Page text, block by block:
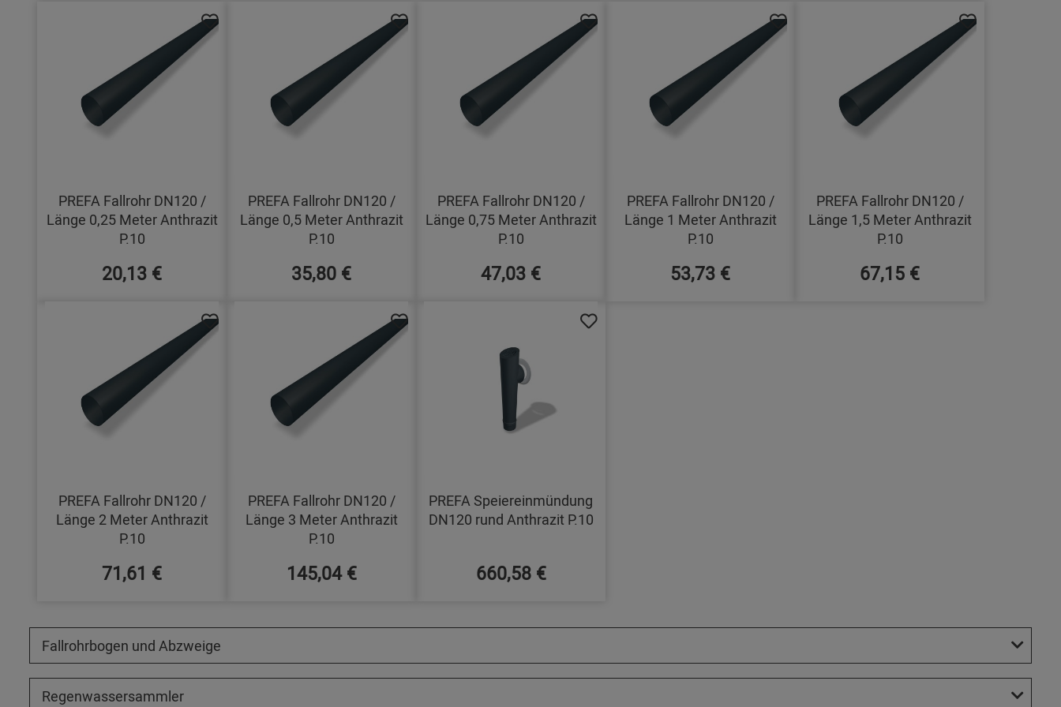
PREFA Fallrohr DN120 /
Länge 0,25 Meter Anthrazit
P.10
20,13 €
PREFA Fallrohr DN120 /
Länge 0,5 Meter Anthrazit
P.10
35,80 €
PREFA Fallrohr DN120 /
Länge 0,75 Meter Anthrazit
P.10
47,03 €
PREFA Fallrohr DN120 /
Länge 1 Meter Anthrazit
P.10
53,73 €
PREFA Fallrohr DN120 /
Länge 1,5 Meter Anthrazit
P.10
67,15 €
PREFA Fallrohr DN120 /
Länge 2 Meter Anthrazit
P.10
71,61 €
PREFA Fallrohr DN120 /
Länge 3 Meter Anthrazit
P.10
145,04 €
PREFA Speiereinmündung
DN120 rund Anthrazit P.10
660,58 €
Fallrohrbogen und Abzweige
Regenwassersammler